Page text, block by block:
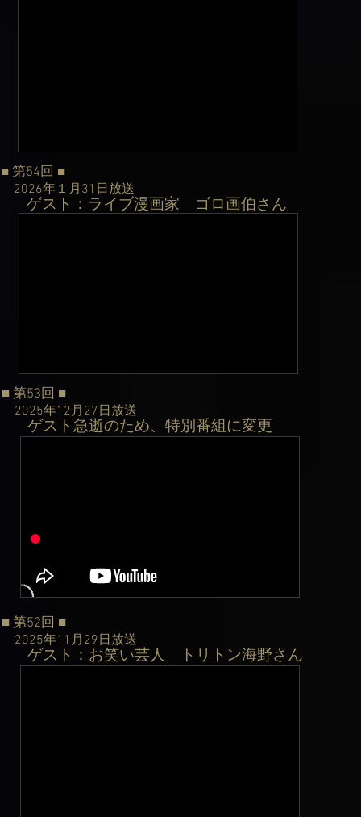
■ 第54回 ■
2026年１月31日 放送
ゲスト：ライブ漫画家 ゴロ画伯さん
■ 第53回 ■
2025年12月27日 放送
ゲスト急逝のため、特別番組に変更
■ 第52回 ■
2025年11月29日 放送
ゲスト：お笑い芸人 トリトン海野さん